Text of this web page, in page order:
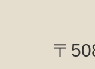
〒